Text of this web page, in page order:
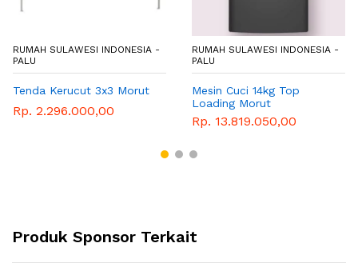
RUMAH SULAWESI INDONESIA -
PALU
Tenda Kerucut 3x3 Morut
Rp. 2.296.000,00
RUMAH SULAWESI INDONESIA -
PALU
Mesin Cuci 14kg Top
Loading Morut
Rp. 13.819.050,00
Produk Sponsor Terkait